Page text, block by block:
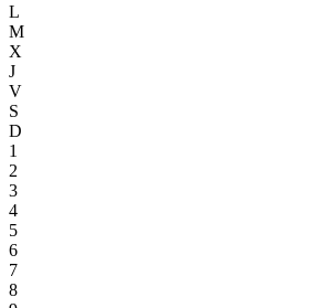
L
M
X
J
V
S
D
1
2
3
4
5
6
7
8